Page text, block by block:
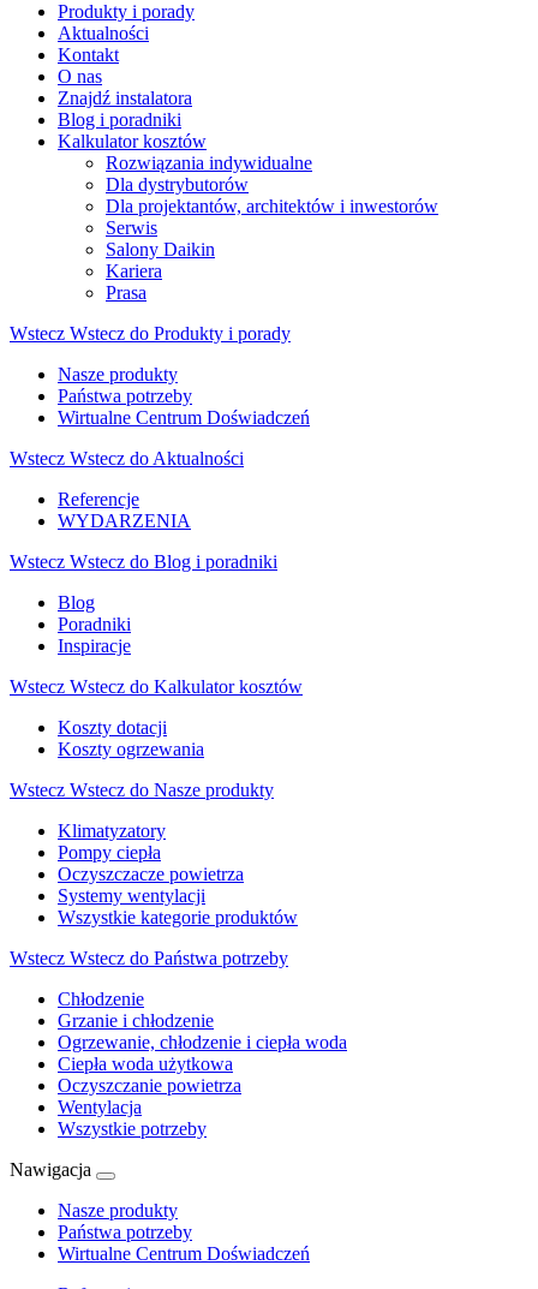
Produkty i porady
Aktualności
Kontakt
O nas
Znajdź instalatora
Blog i poradniki
Kalkulator kosztów
Rozwiązania indywidualne
Dla dystrybutorów
Dla projektantów, architektów i inwestorów
Serwis
Salony Daikin
Kariera
Prasa
Wstecz Wstecz do Produkty i porady
Nasze produkty
Państwa potrzeby
Wirtualne Centrum Doświadczeń
Wstecz Wstecz do Aktualności
Referencje
WYDARZENIA
Wstecz Wstecz do Blog i poradniki
Blog
Poradniki
Inspiracje
Wstecz Wstecz do Kalkulator kosztów
Koszty dotacji
Koszty ogrzewania
Wstecz Wstecz do Nasze produkty
Klimatyzatory
Pompy ciepła
Oczyszczacze powietrza
Systemy wentylacji
Wszystkie kategorie produktów
Wstecz Wstecz do Państwa potrzeby
Chłodzenie
Grzanie i chłodzenie
Ogrzewanie, chłodzenie i ciepła woda
Ciepła woda użytkowa
Oczyszczanie powietrza
Wentylacja
Wszystkie potrzeby
Nawigacja
Nasze produkty
Państwa potrzeby
Wirtualne Centrum Doświadczeń